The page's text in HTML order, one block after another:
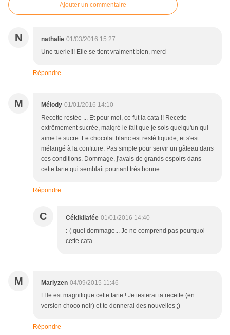
Ajouter un commentaire
N nathalie 01/03/2016 15:27
Une tuerie!!! Elle se tient vraiment bien, merci
Répondre
M Mélody 01/01/2016 14:10
Recette restée ... Et pour moi, ce fut la cata !! Recette
extrêmement sucrée, malgré le fait que je sois quelqu'un qui
aime le sucre. Le chocolat blanc est resté liquide, et s'est
mélangé à la confiture. Pas simple pour servir un gâteau dans
ces conditions. Dommage, j'avais de grands espoirs dans
cette tarte qui semblait pourtant très bonne.
Répondre
C Cékikilafée 01/01/2016 14:40
:-( quel dommage... Je ne comprend pas pourquoi
cette cata...
M Marlyzen 04/09/2015 11:46
Elle est magnifique cette tarte ! Je testerai ta recette (en
version choco noir) et te donnerai des nouvelles ;)
Répondre